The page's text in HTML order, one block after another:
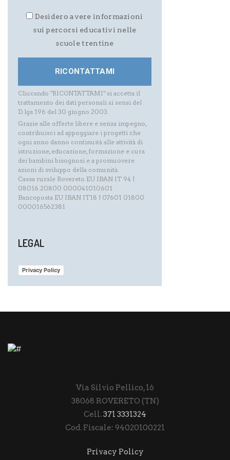
Desidero avere informazioni
sui percorsi educativi nelle
scuole trentine
Cliccando "RICONTATTAMI" si accetta il
trattamento dei dati personali ai sensi del
D.lgs.196 del 30 giugno 2003.
Grazie alle offerte libere e senza impegno,
contribuisci ad appoggiare i progetti che
ogni anno danno continuità alle attività di
istruzione, educazione, formazione e cura
dei bambini bisognosi e a promuovere
azioni di sviluppo della comunità.
Cassa rurale Rovereto EU IBAN IT 94 J
08016 20800 000041010601
Bancoposta EU IBAN IT18 J 07601 01800
000016562381
LEGAL
Privacy Policy
Via Silvio Pellico, 16
38068 ROVERETO (TN)
Cell.371 3331324
Cod. Fiscale: 94020100221
Privacy Policy